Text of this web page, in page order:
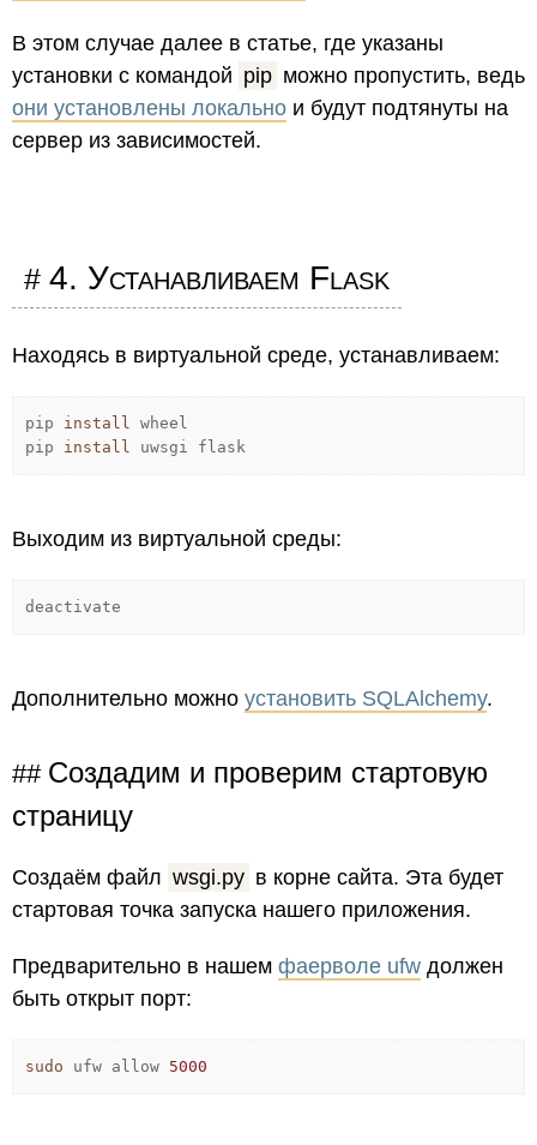
В этом случае далее в статье, где указаны
установки с командой pip можно пропустить, ведь
они установлены локально и будут подтянуты на
сервер из зависимостей.
4. Устанавливаем Flask
Находясь в виртуальной среде, устанавливаем:
pip install wheel
pip install uwsgi flask
Выходим из виртуальной среды:
deactivate
Дополнительно можно установить SQLAlchemy.
Создадим и проверим стартовую
страницу
Создаём файл wsgi.py в корне сайта. Эта будет
стартовая точка запуска нашего приложения.
Предварительно в нашем фаерволе ufw должен
быть открыт порт:
sudo ufw allow 5000